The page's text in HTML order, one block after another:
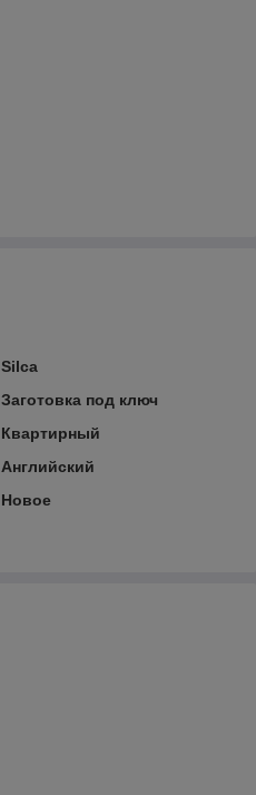
Silca
Заготовка под ключ
Квартирный
Английский
Новое